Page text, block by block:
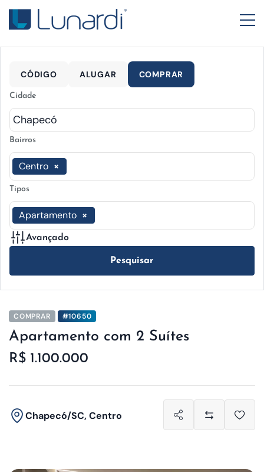
CÓDIGO ALUGAR COMPRAR
Cidade
Bairros
×
Centro
Tipos
×
Apartamento
Avançado
Pesquisar
COMPRAR #10650
Apartamento com 2 Suítes
R$ 1.100.000
Chapecó/SC, Centro